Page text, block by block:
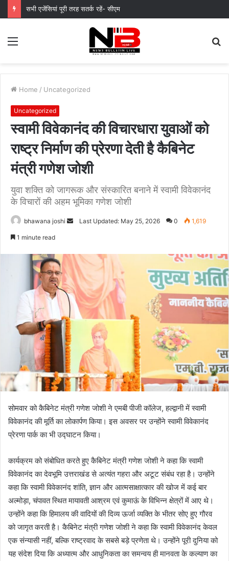
सभी एजेंसियां पूरी तरह सतर्क रहें- सीएम
Menu
Home / Uncategorized
Uncategorized
स्वामी विवेकानंद की विचारधारा युवाओं को
राष्ट्र निर्माण की प्रेरणा देती है कैबिनेट
मंत्री गणेश जोशी
युवा शक्ति को जागरूक और संस्कारित बनाने में स्वामी विवेकानंद
के विचारों की अहम भूमिका गणेश जोशी
bhawana joshi
SendLast Updated: May 25, 2026 0 1,619
1 minute read
सोमवार को कैबिनेट मंत्री गणेश जोशी ने एमबी पीजी कॉलेज, हल्द्वानी में स्वामी
विवेकानंद की मूर्ति का लोकार्पण किया। इस अवसर पर उन्होंने स्वामी विवेकानंद
प्रेरणा पार्क का भी उद्घाटन किया।
कार्यक्रम को संबोधित करते हुए कैबिनेट मंत्री गणेश जोशी ने कहा कि स्वामी
विवेकानंद का देवभूमि उत्तराखंड से अत्यंत गहरा और अटूट संबंध रहा है। उन्होंने
कहा कि स्वामी विवेकानंद शांति, ज्ञान और आत्मसाक्षात्कार की खोज में कई बार
अल्मोड़ा, चंपावत स्थित मायावती आश्रम एवं कुमाऊं के विभिन्न क्षेत्रों में आए थे।
उन्होंने कहा कि हिमालय की वादियों की दिव्य ऊर्जा व्यक्ति के भीतर सोए हुए गौरव
को जागृत करती है। कैबिनेट मंत्री गणेश जोशी ने कहा कि स्वामी विवेकानंद केवल
एक संन्यासी नहीं, बल्कि राष्ट्रवाद के सबसे बड़े प्रणेता थे। उन्होंने पूरी दुनिया को
यह संदेश दिया कि अध्यात्म और आधुनिकता का समन्वय ही मानवता के कल्याण का